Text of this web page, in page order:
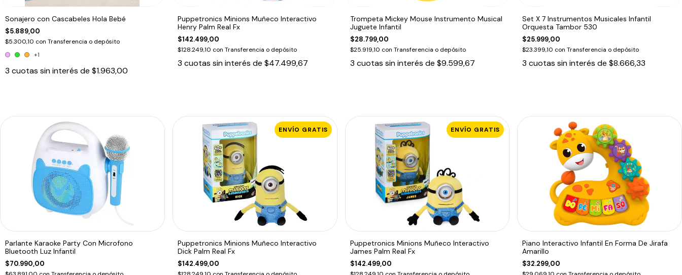
Sonajero con Cascabeles Hola Bebé
$5.889,00
$5.300,10 con Transferencia o depósito
+1
3 cuotas sin interés de $1.963,00
Puppetronics Minions Muñeco Interactivo
Henry Palm Real Fx
$142.499,00
$128.249,10 con Transferencia o depósito
3 cuotas sin interés de $47.499,67
Trompeta Mickey Mouse Instrumento Musical
Juguete Infantil
$28.799,00
$25.919,10 con Transferencia o depósito
3 cuotas sin interés de $9.599,67
Set X 7 Instrumentos Musicales Infantil
Orquesta Tambor 530
$25.999,00
$23.399,10 con Transferencia o depósito
3 cuotas sin interés de$8.666,33
Parlante Karaoke Party Con Microfono
Bluetooth Luz Infantil
$70.990,00
ENVÍO GRATIS
Puppetronics Minions Muñeco Interactivo
Dick Palm Real Fx
$142.499,00
ENVÍO GRATIS
Puppetronics Minions Muñeco Interactivo
James Palm Real Fx
$142.499,00
Piano Interactivo Infantil En Forma De Jirafa
Amarillo
$32.299,00